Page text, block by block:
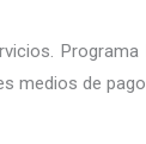
medios de pago.